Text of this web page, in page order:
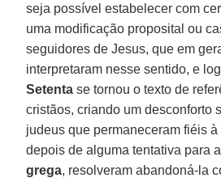
seja possível estabelecer com
uma modificação proposital ou
seguidores de Jesus, que em
interpretaram nesse sentido, e
Setenta se tornou o texto de
cristãos, criando um desconforto
judeus que permaneceram fiéis
depois de alguma tentativa para
grega, resolveram abandoná-la